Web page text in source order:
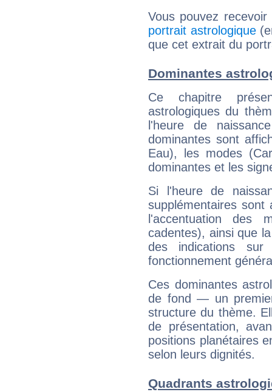
Vous pouvez
portrait astrologique
que cet extrait du
Dominantes
Ce chapitre
astrologiques du
l'heure de
dominantes sont
Eau), les modes
dominantes et les
Si l'heure de
supplémentaires sont
l'accentuation des
cadentes), ainsi que
des indications sur
fonctionnement
Ces dominantes
de fond — un
structure du thème.
de présentation,
positions planétaires
selon leurs dignités.
Quadrants